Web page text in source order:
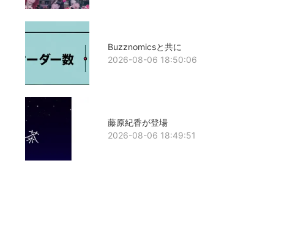
Buzznomicsと共に
2026-08-06 18:50:06
藤原紀香が登場
2026-08-06 18:49:51